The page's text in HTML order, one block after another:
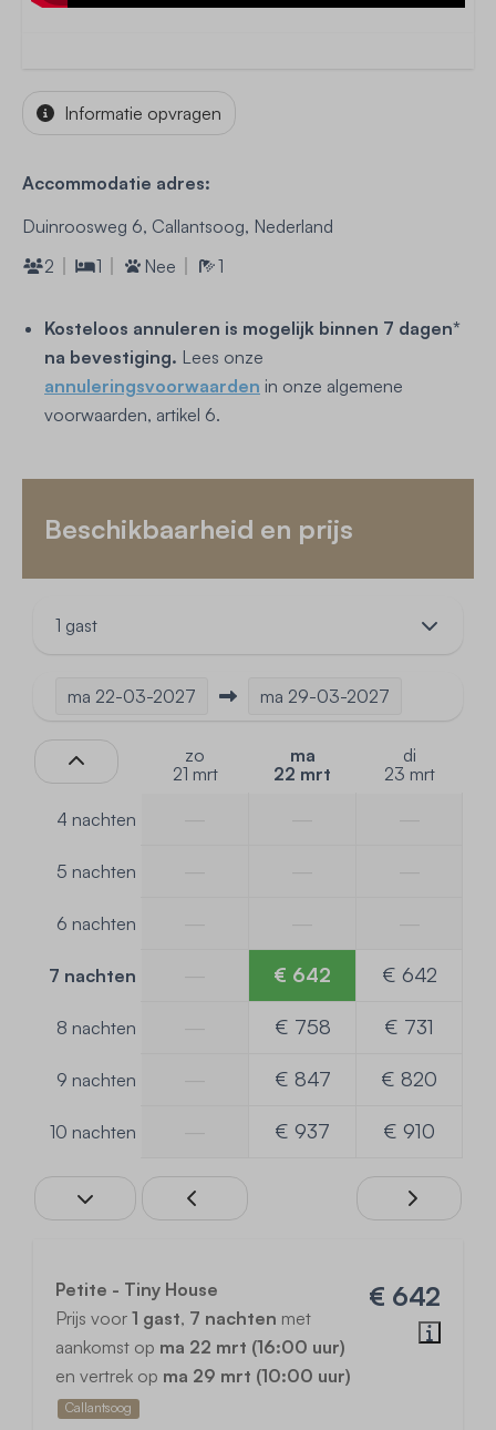
Informatie opvragen
Accommodatie adres:
Duinroosweg 6, Callantsoog, Nederland
2
1 Nee 1
Kosteloos annuleren is mogelijk binnen 7 dagen*
na bevestiging. Lees onze
annuleringsvoorwaarden in onze algemene
voorwaarden, artikel 6.
Beschikbaarheid en prijs
1 gast
ma 22-03-2027 ma 29-03-2027
zo
21 mrt
ma
22 mrt
di
23 mrt
4 nachten
5 nachten
6 nachten
7 nachten € 642 € 642
8 nachten € 758 € 731
9 nachten € 847 € 820
10 nachten € 937 € 910
€ 642
Petite - Tiny House
Prijs voor 1 gast, 7 nachten met
aankomst op ma 22 mrt (16:00 uur)
en vertrek op ma 29 mrt (10:00 uur)
Callantsoog